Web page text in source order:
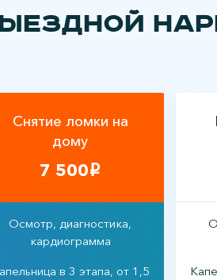
Снятие ломки на
дому
7 500i
Осмотр, диагностика,
кардиограмма
в 3 этапа, от 1,5